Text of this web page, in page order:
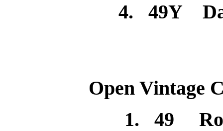
4. 49Y
Open Vintage
1. 49